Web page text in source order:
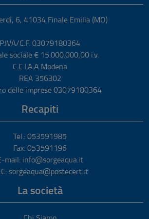
6, 41034 Finale Emilia (MO)
P.IVA/C.F. 03079180364
sociale € 15.000.000,00 i.v.
C.C.I.A.A Modena
REA 356302
delle imprese 03079180364
Recapiti
Tel.: 053591985
Fax: 053591196
mail: info@sorgeaqua.it
sorgeaqua@postecert.it
La società